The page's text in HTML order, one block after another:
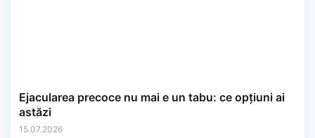
Ejacularea precoce nu mai e un tabu: ce opțiuni ai
astăzi
15.07.2026